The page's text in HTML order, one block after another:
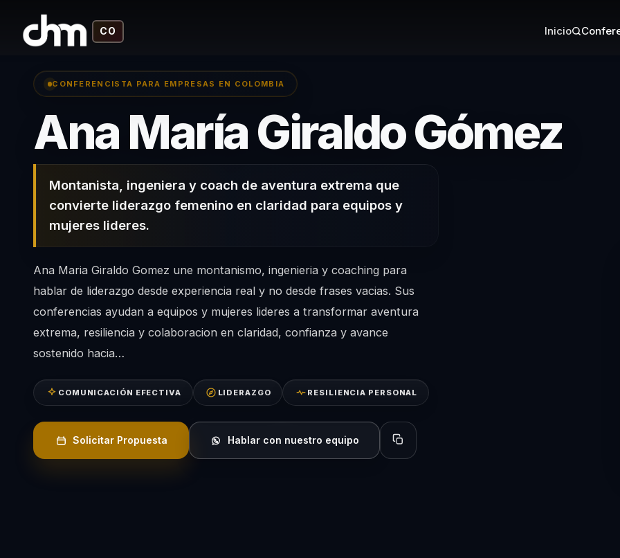
CO Inicio
CONFERENCISTA PARA EMPRESAS EN COLOMBIA
Ana María Giraldo Gómez–
Montanista, ingeniera y coach de aventura extrema que
convierte liderazgo femenino en claridad para equipos y
mujeres lideres.
Ana Maria Giraldo Gomez une montanismo, ingenieria y coaching para
hablar de liderazgo desde experiencia real y no desde frases vacias. Sus
conferencias ayudan a equipos y mujeres lideres a transformar aventura
extrema, resiliencia y colaboracion en claridad, confianza y avance
sostenido hacia…
COMUNICACIÓN EFECTIVA LIDERAZGO RESILIENCIA PERSONAL
Solicitar Propuesta Hablar con nuestro equipo Copiar perfil para compartir